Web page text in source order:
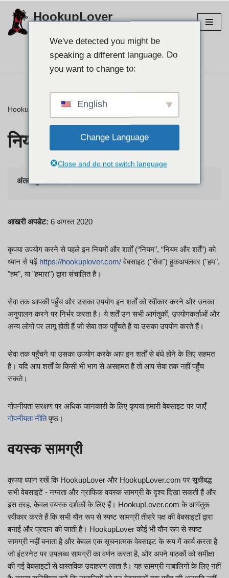
इसे
HookupLover
अपना साथी खोजें👉
HookupLover 1टीपी42टीनियम और शर्तें
नियम और शर्तें
अंतर्वस्तु
आखरी अपडेट: 6 अगस्त 2020
कृपया उपयोग करने से पहले इन नियमों और शर्तों (“नियम”, “नियम और शर्तें”) को
ध्यान से पढ़ें https://hookuplover.com/वेबसाइट ("सेवा") हुकअपलवर ("हम",
"हम", या "हमारा") द्वारा संचालित है।
सेवा तक आपकी पहुँच और उसका उपयोग इन शर्तों को स्वीकार करने और उनका
अनुपालन करने पर निर्भर करता है। ये शर्तें उन सभी आगंतुकों, उपयोगकर्ताओं और
अन्य लोगों पर लागू होती हैं जो सेवा तक पहुँचते हैं या उसका उपयोग करते हैं।
सेवा तक पहुँचने या उसका उपयोग करके आप इन शर्तों से बंधे होने के लिए सहमत
हैं। यदि आप शर्तों के किसी भी भाग से असहमत हैं तो आप सेवा तक नहीं पहुँच
सकते।
गोपनीयता संरक्षण पर अधिक जानकारी के लिए कृपया हमारी वेबसाइट पर जाएँ
गोपनीयता नीतिपृष्ठ।
वयस्क सामग्री
कृपया ध्यान रखें कि HookupLover और HookupLover.com पर सूचीबद्ध
सभी वेबसाइटें - नग्नता और ग्राफिक वयस्क सामग्री के दृश्य दिखा सकती हैं और
इस तरह, केवल वयस्क दर्शकों के लिए हैं। HookupLover.com के आगंतुक
स्वीकार करते हैं कि सभी यौन रूप से स्पष्ट सामग्री तीसरे पक्ष की वेबसाइटों द्वारा
बनाई और प्रदान की जाती है। HookupLover कोई भी यौन रूप से स्पष्ट
सामग्री नहीं बनाता है और केवल एक सूचनात्मक वेबसाइट के रूप में कार्य करता है
जो इंटरनेट पर उपलब्ध सामग्री का वर्णन करता है, और अपने पाठकों को समीक्षा
की गई वेबसाइटों से वास्तविक उदाहरण लाता है। यह सामग्री नाबालिगों के लिए नहीं
We've detected you might be
speaking a different language. Do
you want to change to:
English
Change Language
Close and do not switch language